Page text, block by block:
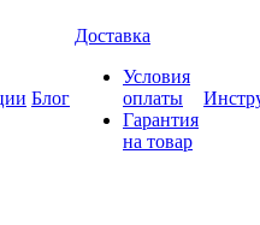
Блог
Доставка
Условия
оплаты
Гарантия
на товар